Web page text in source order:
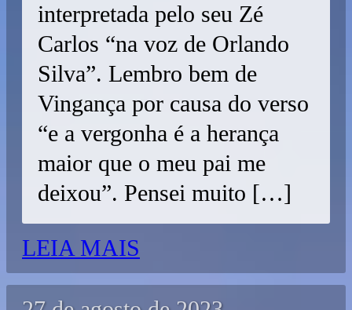
interpretada pelo seu Zé
Carlos “na voz de Orlando
Silva”. Lembro bem de
Vingança por causa do verso
“e a vergonha é a herança
maior que o meu pai me
deixou”. Pensei muito […]
LEIA MAIS